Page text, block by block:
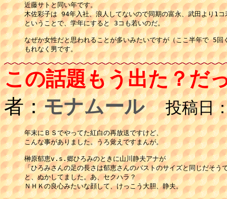
近藤サトと同い年です。
木佐彩子は 94年入社、浪人してないので同期の富永、武田より1コ
ということで、学年にすると 3コも若いのだ。
なぜか女性だと思われることが多いみたいですが（ここ半年で 5回
もれなく男です。
この話題もう出た？だ
者：モナムール 投稿日：
年末にＢＳでやってた紅白の再放送ですけど、
こんな事がありました。うろ覚えですまんが。
榊原郁恵v.s.郷ひろみのときに山川静夫アナが
「ひろみさんの足の長さは郁恵さんのバストのサイズと同じだそう
と、ぬかしてました。あ、セクハラ？
ＮＨＫの良心みたいな顔して、けっこう大胆、静夫。